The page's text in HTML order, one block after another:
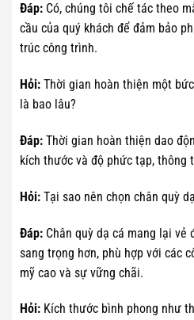
Đáp: Có, chúng tôi chế tác theo
cầu của quý khách để đảm bảo
trúc công trình.
Hỏi: Thời gian hoàn thiện một
là bao lâu?
Đáp: Thời gian hoàn thiện dao
kích thước và độ phức tạp, thông
Hỏi: Tại sao nên chọn chân quỳ
Đáp: Chân quỳ dạ cá mang lại vẻ
sang trọng hơn, phù hợp với các
mỹ cao và sự vững chãi.
Hỏi: Kích thước bình phong như